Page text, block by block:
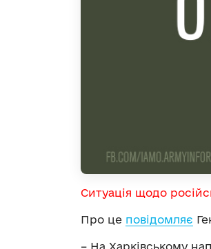
Ситуація щодо
Про це повідомляє
– На Харківському